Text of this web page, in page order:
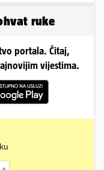
ruke
portala. Čitaj,
vijestima.